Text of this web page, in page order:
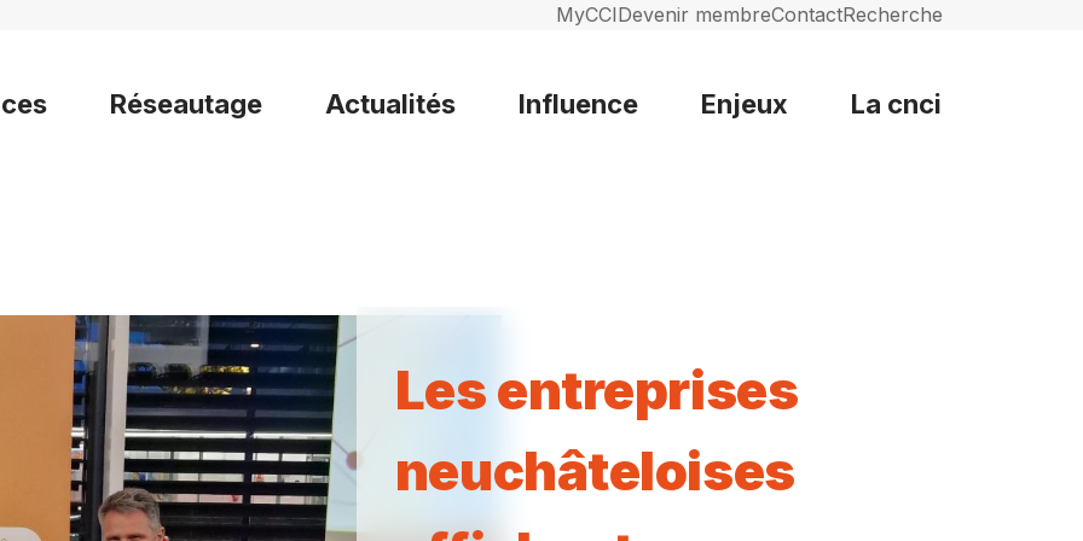
MyCCIDevenir membreContactRecherche
Réseautage Actualités Influence Enjeux La cnci
Les entreprises
neuchâteloises